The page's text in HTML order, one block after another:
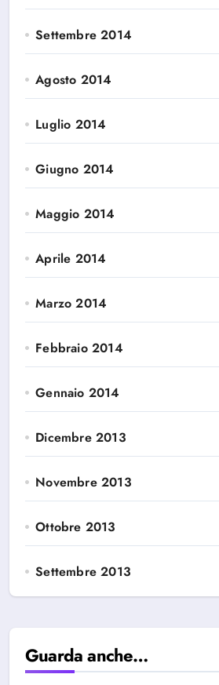
Settembre 2014
Agosto 2014
Luglio 2014
Giugno 2014
Maggio 2014
Aprile 2014
Marzo 2014
Febbraio 2014
Gennaio 2014
Dicembre 2013
Novembre 2013
Ottobre 2013
Settembre 2013
Guarda anche…